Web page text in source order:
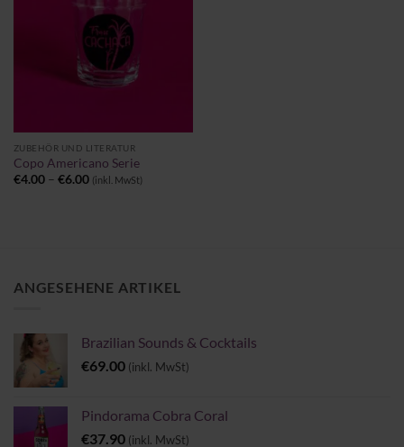
ZUBEHÖR UND LITERATUR
Copo Americano Serie
€4.00 – €6.00Preisspanne:
(inkl. MwSt)
ANGESEHENE ARTIKEL
Brazilian Sounds & Cocktails
€69.00 (inkl. MwSt)
Pindorama Cobra Coral
€37.90 (inkl. MwSt)